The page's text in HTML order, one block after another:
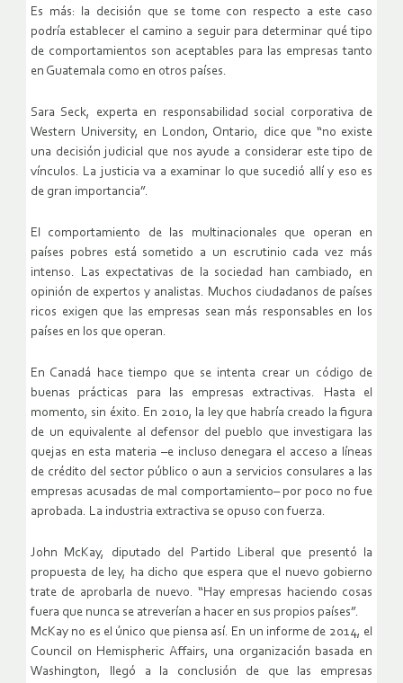
Es más: la decisión que se tome con respecto a este caso
podría establecer el camino a seguir para determinar qué tipo
de comportamientos son aceptables para las empresas tanto
en Guatemala como en otros países.
Sara Seck, experta en responsabilidad social corporativa de
Western University, en London, Ontario, dice que “no existe
una decisión judicial que nos ayude a considerar este tipo de
vínculos. La justicia va a examinar lo que sucedió allí y eso es
de gran importancia”.
El comportamiento de las multinacionales que operan en
países pobres está sometido a un escrutinio cada vez más
intenso. Las expectativas de la sociedad han cambiado, en
opinión de expertos y analistas. Muchos ciudadanos de países
ricos exigen que las empresas sean más responsables en los
países en los que operan.
En Canadá hace tiempo que se intenta crear un código de
buenas prácticas para las empresas extractivas. Hasta el
momento, sin éxito. En 2010, la ley que habría creado la figura
de un equivalente al defensor del pueblo que investigara las
quejas en esta materia –e incluso denegara el acceso a líneas
de crédito del sector público o aun a servicios consulares a las
empresas acusadas de mal comportamiento– por poco no fue
aprobada. La industria extractiva se opuso con fuerza.
John McKay, diputado del Partido Liberal que presentó la
propuesta de ley, ha dicho que espera que el nuevo gobierno
trate de aprobarla de nuevo. “Hay empresas haciendo cosas
fuera que nunca se atreverían a hacer en sus propios países”.
McKay no es el único que piensa así. En un informe de 2014, el
Council on Hemispheric Affairs, una organización basada en
Washington, llegó a la conclusión de que las empresas